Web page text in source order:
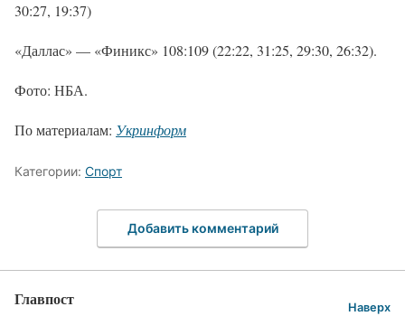
30:27, 19:37)
«Даллас» — «Финикс» 108:109 (22:22, 31:25, 29:30, 26:32).
Фото: НБА.
По материалам: Укринформ
Категории: Спорт
Добавить комментарий
Главпост Наверх